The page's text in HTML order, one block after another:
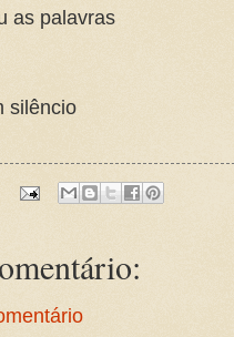
as palavras
silêncio